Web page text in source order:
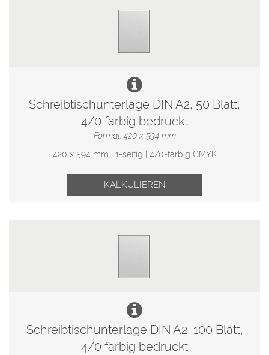
Schreibtischunterlage DIN A2, 50 Blatt,
4/0 farbig bedruckt
Format: 420 x 594 mm
420 x 594 mm | 1-seitig | 4/0-farbig CMYK
KALKULIEREN
Schreibtischunterlage DIN A2, 100 Blatt,
4/0 farbig bedruckt